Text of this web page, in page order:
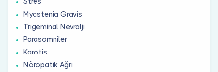
Myastenia Gravis
Trigeminal Nevralji
Parasomniler
Karotis
Nöropatik Ağrı